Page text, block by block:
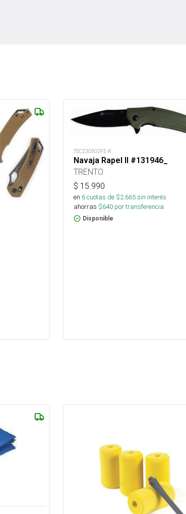
TEC230503FE-R
Navaja Rapel II #131946_
TRENTO
$ 15.990
en 6cuotas de $2.665sin interés
ahorras $640 por transferencia.
Disponible